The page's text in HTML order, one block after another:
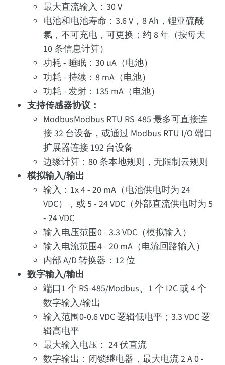
最大直流输入：30 V
电池和电池寿命：3.6 V，8 Ah，锂亚硫酰
氯，不可充电，可更换；约 8 年（按每天
10 条信息计算）
功耗 - 睡眠：30 uA（电池）
功耗 - 持续：8 mA（电池）
功耗 - 发射：135 mA（电池）
支持传感器协议：
ModbusModbus RTU RS-485 最多可直接连
接 32 台设备，或通过 Modbus RTU I/O 端口
扩展器连接 192 台设备
边缘计算：80 条本地规则，无限制云规则
模拟输入/输出
输入：1x 4 - 20 mA（电池供电时为 24
VDC），或 5 - 24 VDC（外部直流供电时为 5
- 24 VDC
输入电压范围0 - 3.3 VDC（模拟输入）
输入电流范围4 - 20 mA（电流回路输入）
内部 A/D 转换器：12 位
数字输入/输出
端口1 个 RS-485/Modbus、1 个 I2C 或 4 个
数字输入/输出
输入范围0-0.6 VDC 逻辑低电平；3.3 VDC 逻
辑高电平
最大输入电压： 24 伏直流
数字输出：闭锁继电器，最大电流 2 A 0 -